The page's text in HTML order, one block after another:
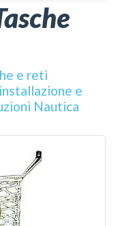
e reti
e
Nautica